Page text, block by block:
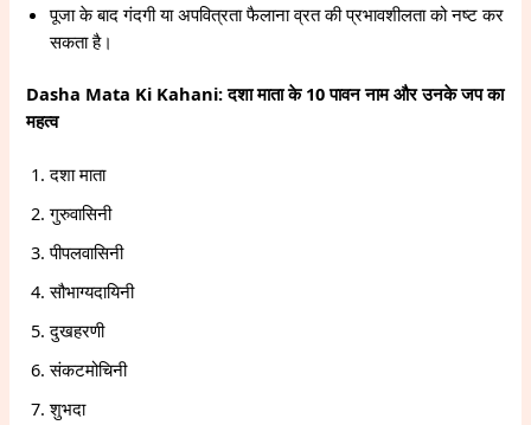
पूजा के बाद गंदगी या अपवित्रता फैलाना व्रत की प्रभावशीलता को नष्ट कर
सकता है।
Dasha Mata Ki Kahani: दशा माता के 10 पावन नाम और उनके जप का
महत्व
दशा माता
गुरुवासिनी
पीपलवासिनी
सौभाग्यदायिनी
दुखहरणी
संकटमोचिनी
शुभदा